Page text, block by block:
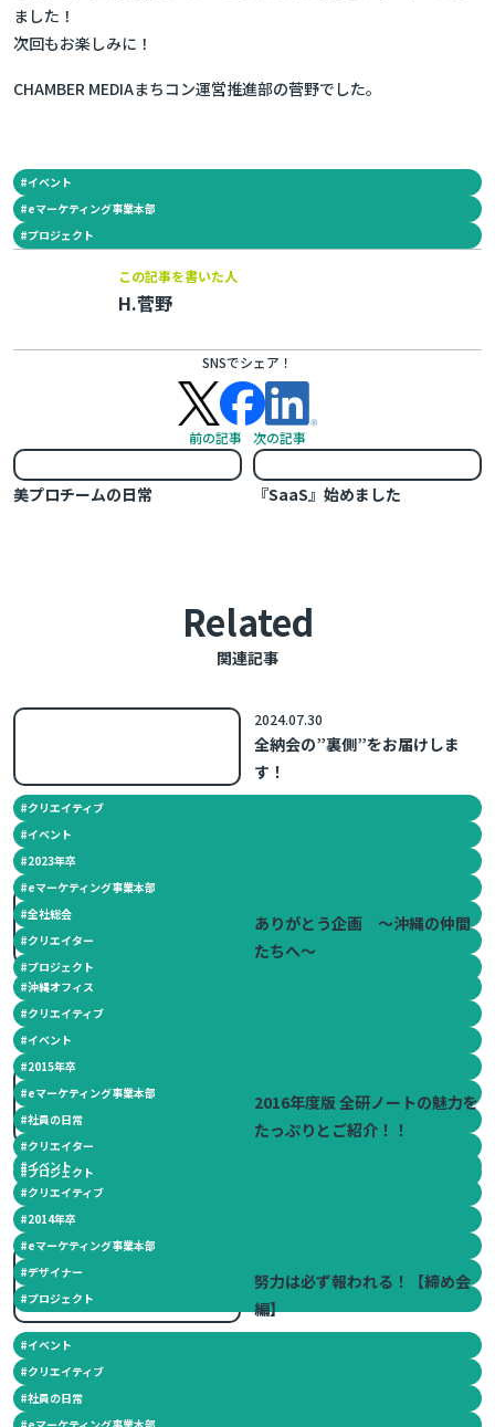
ました！
次回もお楽しみに！
CHAMBER MEDIAまちコン運営推進部の菅野でした。
#イベント
#eマーケティング事業本部
#プロジェクト
この記事を書いた人
H.菅野
SNSでシェア！
前の記事
美プロチームの日常
次の記事
『SaaS』始めました
関連記事
Related
全納会の”裏側”をお届けしま
す！
2024.07.30
#クリエイティブ
#イベント
#2023年卒
#eマーケティング事業本部
#全社総会
#クリエイター
#プロジェクト
ありがとう企画 ～沖縄の仲間
たちへ～
#沖縄オフィス
#クリエイティブ
#イベント
#2015年卒
#eマーケティング事業本部
#社員の日常
#クリエイター
#プロジェクト
2016年度版 全研ノートの魅力を
たっぷりとご紹介！！
#イベント
#クリエイティブ
#2014年卒
#eマーケティング事業本部
#デザイナー
#プロジェクト
努力は必ず報われる！【締め会
編】
#イベント
#クリエイティブ
#社員の日常